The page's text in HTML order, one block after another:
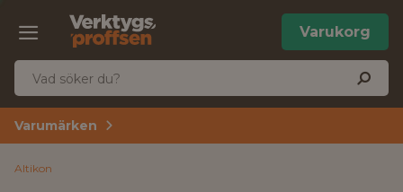
Varukorg
Varumärken
Altikon